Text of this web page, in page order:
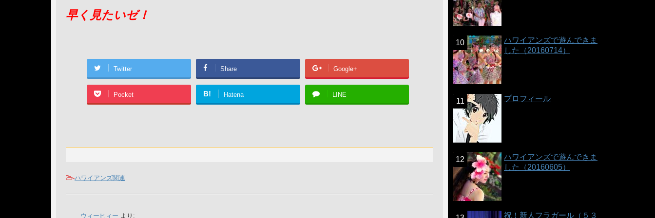
早く見たいゼ！
Twitter Share Google+
Pocket B! Hatena LINE
-ハワイアンズ関連
ウィーヒィー より:
ハワイアンズで遊んできま
した（20160714）
プロフィール
ハワイアンズで遊んできま
した（20160605）
祝！新人フラガール（５３